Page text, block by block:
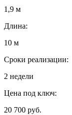
1,9 м
Длина:
10 м
Сроки реализации:
2 недели
Цена под ключ:
20 700 руб.